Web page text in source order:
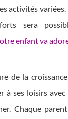
activités variées.
sera
enfant va
de la
à ses loisirs
Chaque